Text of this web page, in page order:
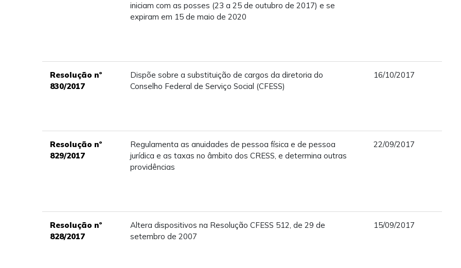
iniciam com as posses (23 a 25 de outubro de 2017) e se
expiram em 15 de maio de 2020
Resolução nº
830/2017
Dispõe sobre a substituição de cargos da diretoria do
Conselho Federal de Serviço Social (CFESS)
16/10/2017
Resolução nº
829/2017
Regulamenta as anuidades de pessoa física e de pessoa
jurídica e as taxas no âmbito dos CRESS, e determina outras
providências
22/09/2017
Resolução nº
828/2017
Altera dispositivos na Resolução CFESS 512, de 29 de
setembro de 2007
15/09/2017